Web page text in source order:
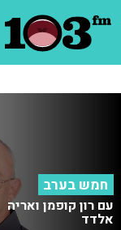
חמש בערב
עם רון קופמן ואריה
אלדד